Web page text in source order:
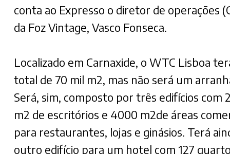
conta ao Expresso o diretor de operações
da Foz Vintage, Vasco Fonseca.
Localizado em Carnaxide, o WTC Lisboa
total de 70 mil m2, mas não será um
Será, sim, composto por três edifícios com
m2 de escritórios e 4000 m2de áreas
para restaurantes, lojas e ginásios. Terá
outro edifício para um hotel com 127